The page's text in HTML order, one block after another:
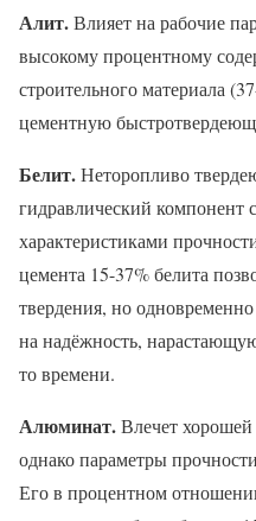
Алит.Влияет на рабочие
высокому процентному
строительного материала
цементную
Белит.Неторопливо
гидравлический компонент
характеристиками
цемента 15-37% белита
твердения, но
на надёжность,
то времени.
Алюминат.Влечет хорошей
однако параметры
Его в процентном